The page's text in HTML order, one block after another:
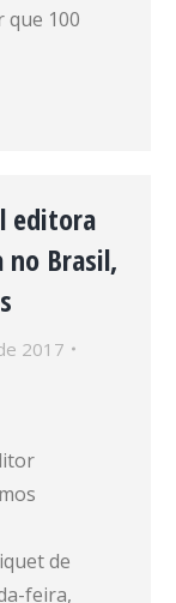
que 100
editora
Brasil,
2017
de
feira,